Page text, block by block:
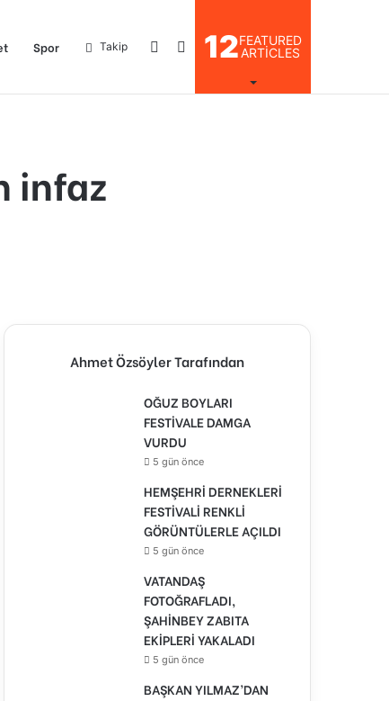
Spor 12FEATURED
ARTICLES
Arama
Kayıt
Takip
infaz
Ahmet Özsöyler Tarafından
OĞUZ BOYLARI
FESTİVALE DAMGA
VURDU
5 gün önce
HEMŞEHRİ DERNEKLERİ
FESTİVALİ RENKLİ
GÖRÜNTÜLERLE AÇILDI
5 gün önce
VATANDAŞ
FOTOĞRAFLADI,
ŞAHİNBEY ZABITA
EKİPLERİ YAKALADI
5 gün önce
BAŞKAN YILMAZ’DAN